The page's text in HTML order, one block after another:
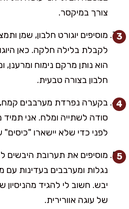
צורך במיקסר.
מוסיפים יוגורט חלבון, שמן
לקבלת בלילה חלקה. כאן
הוא נותן מרקם נימוח
חלבון בצורה טבעית.
בקערה נפרדת מערבבים
סודה לשתייה ומלח. אני
לפני כדי שלא יישארו
מוסיפים את תערובת היבשים
נגלות ומערבבים בעדינות
יבש. חשוב לי להגיד מהניסיון
של עוגה אוורירית.